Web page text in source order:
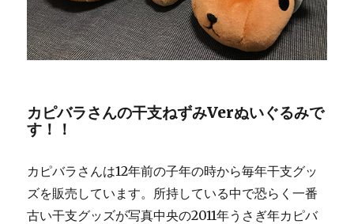
カピバラさんの干支ねずみVerぬいぐるみで
す！！
カピバラさんは12年前の子年の時から毎年干支グッ
ズを販売しています。所持している中で恐らく一番
古い干支グッズが写真中央の2011年うさぎ年カピバ